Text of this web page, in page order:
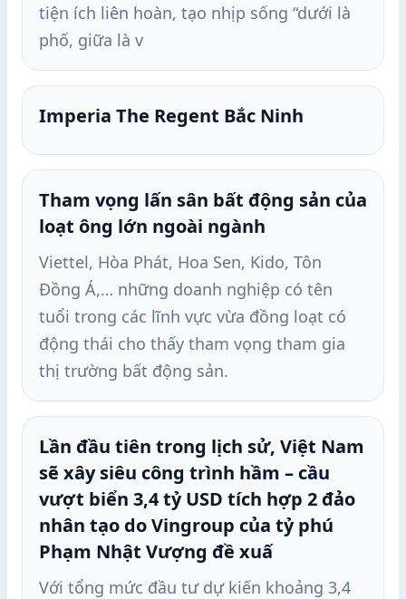
tiện ích liên hoàn, tạo nhịp sống “dưới là
phố, giữa là v
Imperia The Regent Bắc Ninh
Tham vọng lấn sân bất động sản của
loạt ông lớn ngoài ngành
Viettel, Hòa Phát, Hoa Sen, Kido, Tôn
Đồng Á,… những doanh nghiệp có tên
tuổi trong các lĩnh vực vừa đồng loạt có
động thái cho thấy tham vọng tham gia
thị trường bất động sản.
Lần đầu tiên trong lịch sử, Việt Nam
sẽ xây siêu công trình hầm – cầu
vượt biển 3,4 tỷ USD tích hợp 2 đảo
nhân tạo do Vingroup của tỷ phú
Phạm Nhật Vượng đề xuấ
Với tổng mức đầu tư dự kiến khoảng 3,4